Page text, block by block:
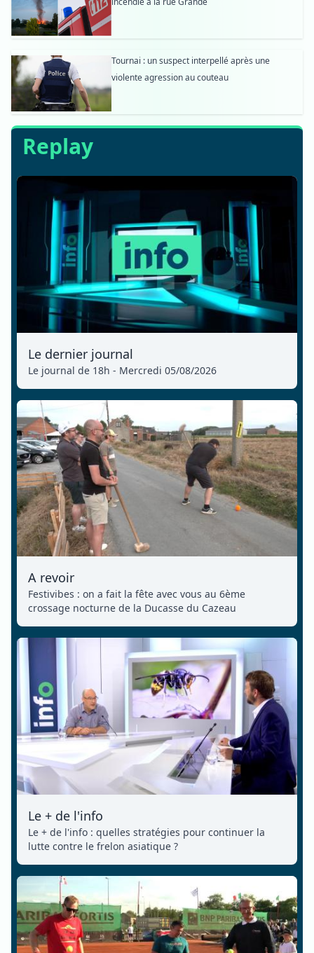
Tournai : un suspect interpellé après une
violente agression au couteau
Replay
Le dernier journal
Le journal de 18h - Mercredi 05/08/2026
A revoir
Festivibes : on a fait la fête avec vous au 6ème
crossage nocturne de la Ducasse du Cazeau
Le + de l'info
Le + de l'info : quelles stratégies pour continuer la
lutte contre le frelon asiatique ?